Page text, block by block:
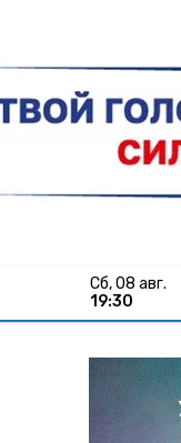
сб, 08 авг.
19:30